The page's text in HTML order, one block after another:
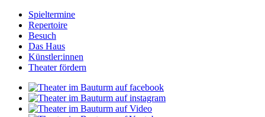
Spieltermine
Repertoire
Besuch
Das Haus
Künstler:innen
Theater fördern